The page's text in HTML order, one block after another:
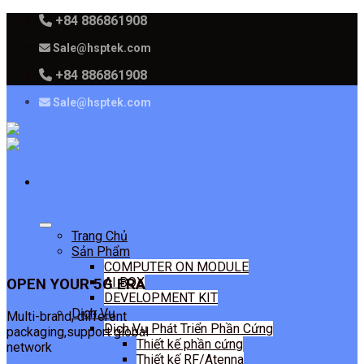
content
+84 886861908
Sale@hsptek.com
+84 886861908
Sale@hsptek.com
Trang Chủ
Sản Phẩm
COMPUTER ON MODULE
AI BOX
DEVELOPMENT KIT
Dịch Vụ
Dịch Vụ Phát Triển Phần Cứng
Thiết kế phần cứng
Thiết kế RF/Atenna
OPEN YOUR 5G ERA
Multi-brand, different
packaging,support global
network